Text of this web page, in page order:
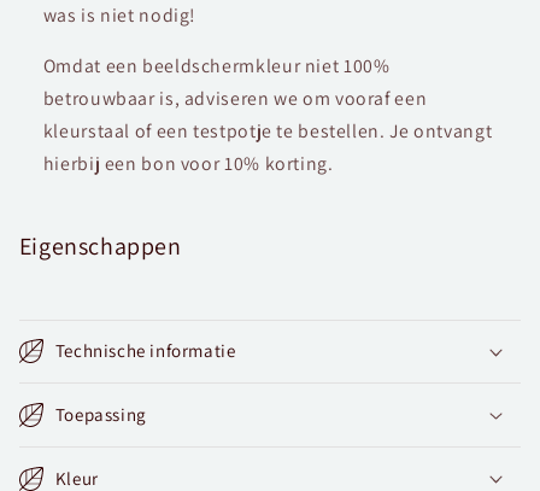
was is niet nodig!
Omdat een beeldschermkleur niet 100%
betrouwbaar is, adviseren we om vooraf een
kleurstaal of een testpotje te bestellen. Je ontvangt
hierbij een bon voor 10% korting.
Eigenschappen
Technische informatie
Toepassing
Kleur